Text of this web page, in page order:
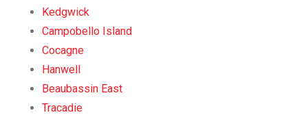
Kedgwick
Campobello Island
Cocagne
Hanwell
Beaubassin East
Tracadie